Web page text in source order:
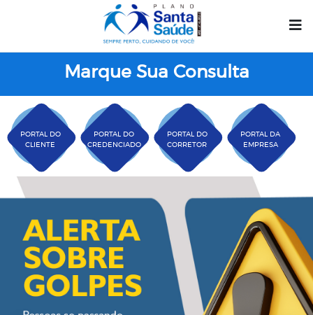
Marque Sua Consulta
PORTAL DO
CLIENTE
PORTAL DO
CREDENCIADO
PORTAL DO
CORRETOR
PORTAL DA
EMPRESA
Plano Santa Casa